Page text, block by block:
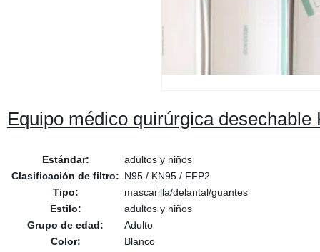
Equipo médico quirúrgica desechable
Estándar:
adultos y niños
Clasificación de filtro: N95 / KN95 / FFP2
Tipo:
mascarilla/delantal/guantes
Estilo:
adultos y niños
Grupo de edad:
Adulto
Color:
Blanco